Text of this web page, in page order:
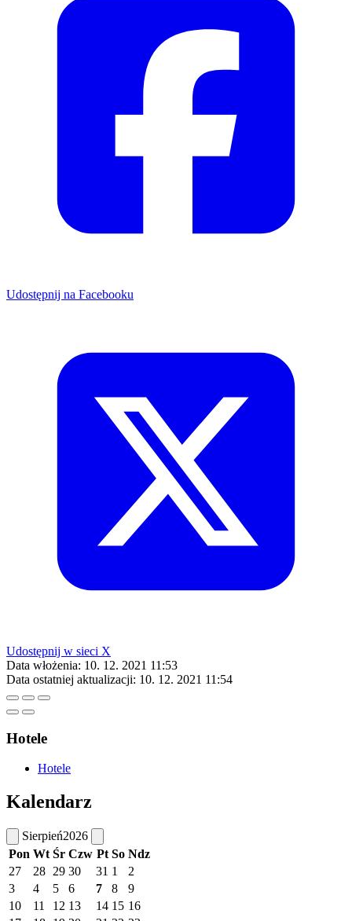
Udostępnij na Facebooku
Udostępnij w sieci X
Data włożenia: 10. 12. 2021 11:53
Data ostatniej aktualizacji: 10. 12. 2021 11:54
Hotele
Hotele
Kalendarz
Sierpień2026
Pon Wt Śr Czw Pt So Ndz
27
28 29 30 31 1
2
3
4 5 6 7 8
9
10
11 12 13 14 15 16